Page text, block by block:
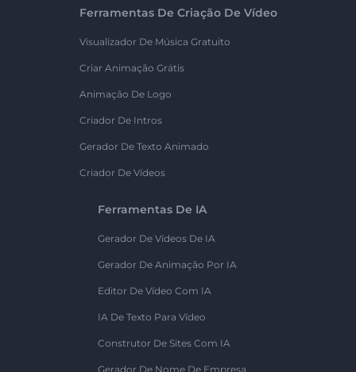
Ferramentas De Criação De Vídeo
Visualizador De Música Gratuito
Criar Animação Grátis
Animação De Logo
Criador De Intros
Gerador De Texto Animado
Criador De Vídeos
Ferramentas De IA
Gerador De Vídeos De IA
Gerador De Animação Por IA
Editor De Vídeo Com IA
IA De Texto Para Vídeo
Construtor De Sites Com IA
Gerador De Nome De Empresa